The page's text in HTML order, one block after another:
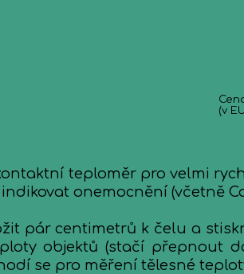
(v
teploměr pro velmi
onemocnění (včetně
pár centimetrů k čelu a
objektů (stačí přepnout
se pro měření tělesné